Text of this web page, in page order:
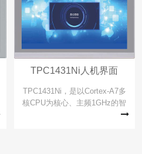
TPC1431Ni人机界面
TPC1431Ni，是以Cortex-A7多
核CPU为核心、主频1GHz的智
能物联网触摸屏，该产品设计采